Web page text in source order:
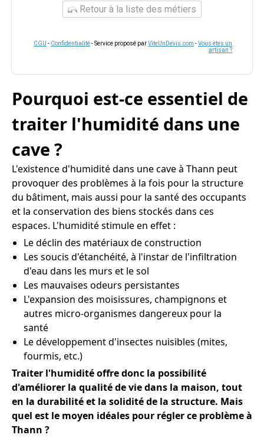
Retour à la liste des métiers
CGU - Confidentialité- Service proposé parViteUnDevis.com -Vous êtes un
artisan ?
Pourquoi est-ce essentiel de
traiter l'humidité dans une
cave ?
L'existence d'humidité dans une cave à Thann peut
provoquer des problèmes à la fois pour la structure
du bâtiment, mais aussi pour la santé des occupants
et la conservation des biens stockés dans ces
espaces. L'humidité stimule en effet :
Le déclin des matériaux de construction
Les soucis d'étanchéité, à l'instar de l'infiltration
d'eau dans les murs et le sol
Les mauvaises odeurs persistantes
L'expansion des moisissures, champignons et
autres micro-organismes dangereux pour la
santé
Le développement d'insectes nuisibles (mites,
fourmis, etc.)
Traiter l'humidité offre donc la possibilité
d'améliorer la qualité de vie dans la maison, tout
en la durabilité et la solidité de la structure. Mais
quel est le moyen idéales pour régler ce problème à
Thann ?